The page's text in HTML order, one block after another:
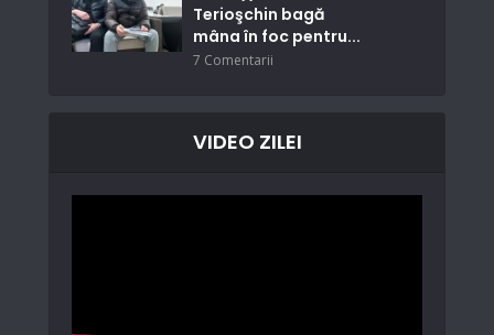
Terioşchin bagă
mâna în foc pentru...
7 Comentarii
VIDEO ZILEI